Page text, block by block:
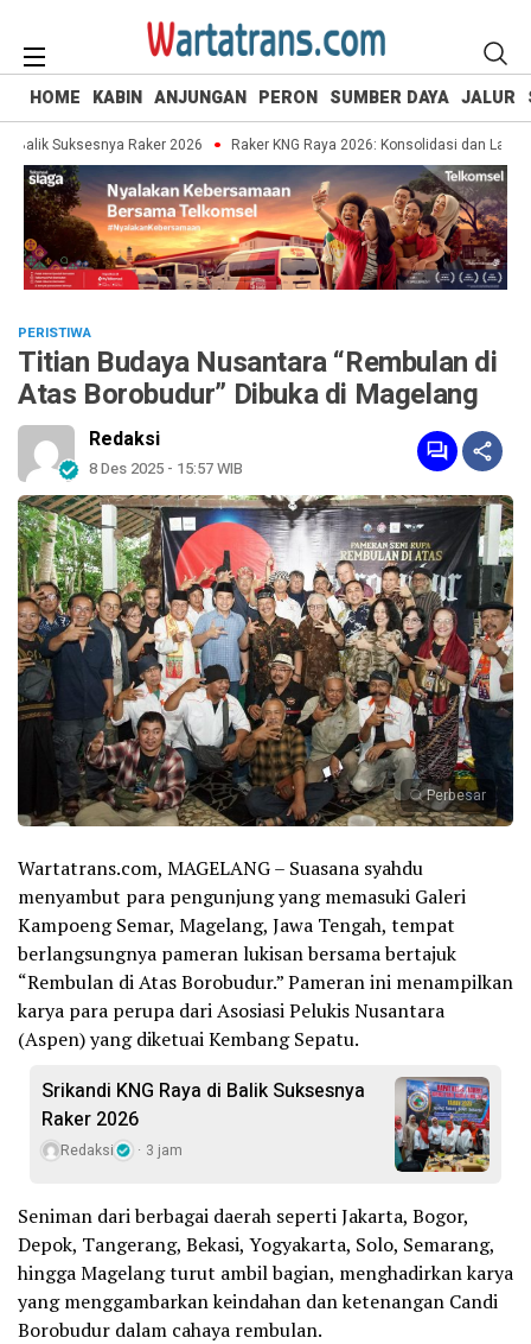
HOME KABIN ANJUNGAN PERON SUMBER DAYA JALUR
Suksesnya Raker 2026 Raker KNG Raya 2026: Konsolidasi dan
PERISTIWA
Titian Budaya Nusantara “Rembulan di
Atas Borobudur” Dibuka di Magelang
Redaksi
8 Des 2025 - 15:57 WIB
Perbesar
Wartatrans.com, MAGELANG – Suasana syahdu
menyambut para pengunjung yang memasuki Galeri
Kampoeng Semar, Magelang, Jawa Tengah, tempat
berlangsungnya pameran lukisan bersama bertajuk
“Rembulan di Atas Borobudur.” Pameran ini menampilkan
karya para perupa dari Asosiasi Pelukis Nusantara
(Aspen) yang diketuai Kembang Sepatu.
Srikandi KNG Raya di Balik Suksesnya
Raker 2026
Redaksi 3 jam
Seniman dari berbagai daerah seperti Jakarta, Bogor,
Depok, Tangerang, Bekasi, Yogyakarta, Solo, Semarang,
hingga Magelang turut ambil bagian, menghadirkan karya
yang menggambarkan keindahan dan ketenangan Candi
Borobudur dalam cahaya rembulan.